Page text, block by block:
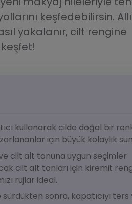
keşfedebilirsin.
yakalanır, cilt rengine
kullanarak cilde doğal bir
için büyük kolaylık
cilt alt tonuna uygun seçimler
cilt alt tonları için kiremit
rujlar ideal.
sürdükten sonra, kapatıcıyı